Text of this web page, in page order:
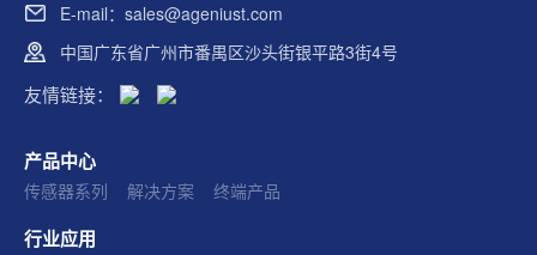
E-mail：sales@ageniust.com
中国广东省广州市番禺区沙头街银平路3街4号
友情链接：
产品中心
传感器系列 解决方案 终端产品
行业应用